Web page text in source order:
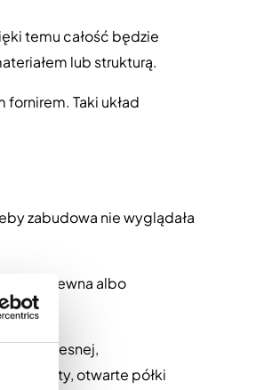
temu całość będzie
lub strukturą.
Taki układ
zabudowa nie wyglądała
drewna albo
nowoczesnej,
uchwyty, otwarte półki